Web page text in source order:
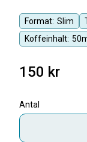
Format: Slim
Koffeinhalt:
150 kr
Antal